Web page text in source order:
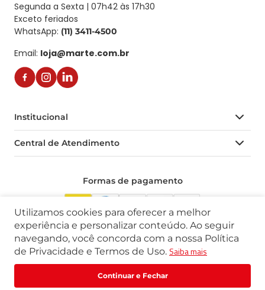
109,70
ou
Segunda a Sexta | 07h42 às 17h30
Exceto feriados
WhatsApp: (11) 3411-4500
Email: loja@marte.com.br
Institucional
Quem Somos
Trabalhe Conosco
Catálogos | FDS | Manuais| Guias
Central de Atendimento
Central de Atendimento
Formas de Pagamento
Prazo de Entrega
Trocas e Devoluções
Formas de pagamento
Selos de segurança
CNPJ 60.431.715/0001-20
Utilizamos cookies para oferecer a melhor
experiência e personalizar conteúdo. Ao seguir
navegando, você concorda com a nossa Política
de Privacidade e Termos de Uso. Saiba mais